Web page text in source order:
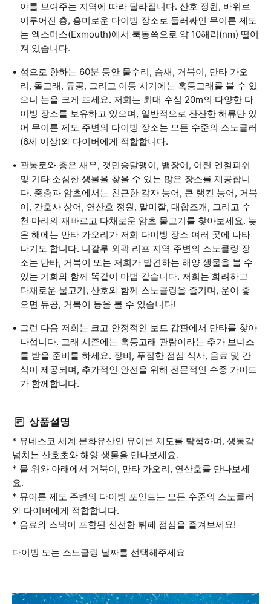
야를 보여주는 지역에 따라 달라집니다. 산호 정원, 바위로
이루어진 층, 흥미로운 다이빙 장소로 둘러싸인 무이론 제도
는 엑스머스(Exmouth)에서 북동쪽으로 약 10해리(nm) 떨어
져 있습니다.
섬으로 향하는 60분 동안 물수리, 슴새, 거북이, 만타 가오
리, 돌고래, 듀공, 그리고 이동 시기에는 혹등고래를 볼 수 있
으니 눈을 크게 뜨세요. 저희는 최대 수심 20m의 다양한 다
이빙 장소를 보유하고 있으며, 일반적으로 잔잔한 해류만 있
어 무이론 제도 주변의 다이빙 장소는 모든 수준의 스노클러
(6세 이상)와 다이버에게 적합합니다.
관통로와 층은 새우, 갯민숭달팽이, 뱀장어, 어린 엔젤피쉬
및 기타 소심한 생물을 찾을 수 있는 많은 장소를 제공합니
다. 중층과 암초에서는 친근한 감자 농어, 큰 랭킨 농어, 거북
이, 간호사 상어, 연산호 정원, 말미잘, 대합조개, 그리고 수
천 마리의 재빠르고 다채로운 암초 물고기를 찾아보세요. 늦
은 해에는 만타 가오리가 저희 다이빙 장소 여러 곳에 나타
나기도 합니다. 니갈루 외곽 리프 지역 주변의 스노클링 장
소는 만타, 거북이 또는 저희가 발견하는 해양 생물을 볼 수
있는 기회와 함께 똑같이 마법 같습니다. 저희는 화려하고
다채로운 물고기, 산호와 함께 스노클링을 즐기며, 운이 좋
으면 듀공, 거북이 등을 볼 수 있습니다!
그런 다음 저희는 크고 안정적인 보트 갑판에서 만타를 찾아
나섭니다. 고래 시즌에는 혹등고래 관람이라는 추가 보너스
를 받을 준비를 하세요. 장비, 푸짐한 점심 식사, 음료 및 간
식이 제공되며, 추가적인 안전을 위해 전문적인 수중 가이드
가 함께합니다.
상품설명
* 유네스코 세계 문화유산인 뮤이론 제도를 탐험하며, 생동감
넘치는 산호초와 해양 생물을 만나보세요.
* 물 위와 아래에서 거북이, 만타 가오리, 연산호를 만나보세
요.
* 뮤이론 제도 주변의 다이빙 포인트는 모든 수준의 스노클러
와 다이버에게 적합합니다.
* 음료와 스낵이 포함된 신선한 뷔페 점심을 즐겨보세요!
다이빙 또는 스노클링 날짜를 선택해주세요